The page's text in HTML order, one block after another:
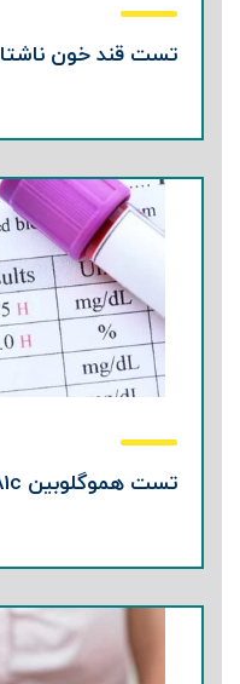
تست قند خون ناشتا FBS
تست هموگلوبین A1c